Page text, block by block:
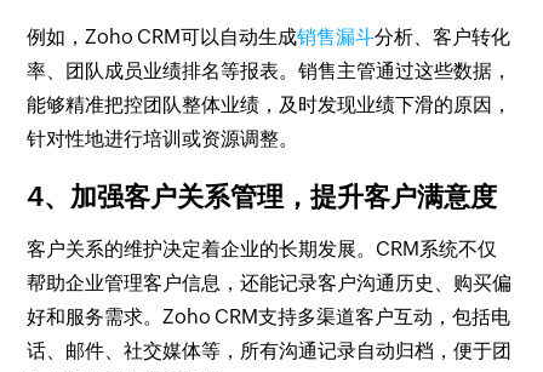
例如，Zoho CRM可以自动生成销售漏斗分析、客户转化
率、团队成员业绩排名等报表。销售主管通过这些数据，
能够精准把控团队整体业绩，及时发现业绩下滑的原因，
针对性地进行培训或资源调整。
4、加强客户关系管理，提升客户满意度
客户关系的维护决定着企业的长期发展。CRM系统不仅
帮助企业管理客户信息，还能记录客户沟通历史、购买偏
好和服务需求。Zoho CRM支持多渠道客户互动，包括电
话、邮件、社交媒体等，所有沟通记录自动归档，便于团